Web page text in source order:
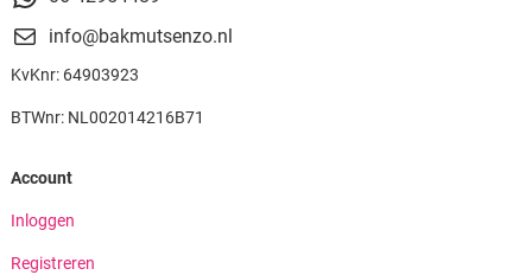
info@bakmutsenzo.nl
KvKnr: 64903923
BTWnr: NL002014216B71
Account
Inloggen
Registreren